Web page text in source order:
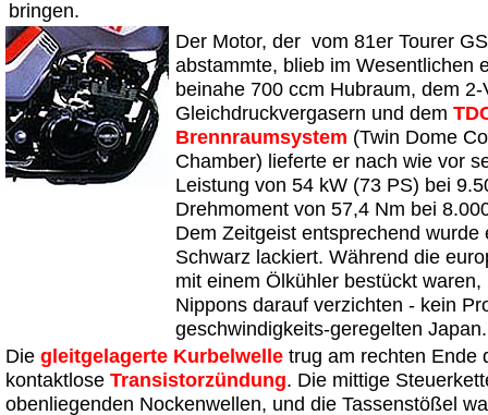
bringen.
Der Motor, der vom 81er Tourer
abstammte, blieb im Wesentlichen
beinahe 700 ccm Hubraum, dem
Gleichdruckvergasern und dem
Brennraumsystem (Twin Dome
Chamber) lieferte er nach wie vor
Leistung von 54 kW (73 PS) bei
Drehmoment von 57,4 Nm bei
Dem Zeitgeist entsprechend wurde
Schwarz lackiert. Während die
mit einem Ölkühler bestückt
Nippons darauf verzichten - kein
geschwindigkeits-geregelten Japan.
Die gleitgelagerte Kurbelwelle trug am rechten Ende
kontaktlose Transistorzündung. Die mittige
obenliegenden Nockenwellen, und die Tassenstößel